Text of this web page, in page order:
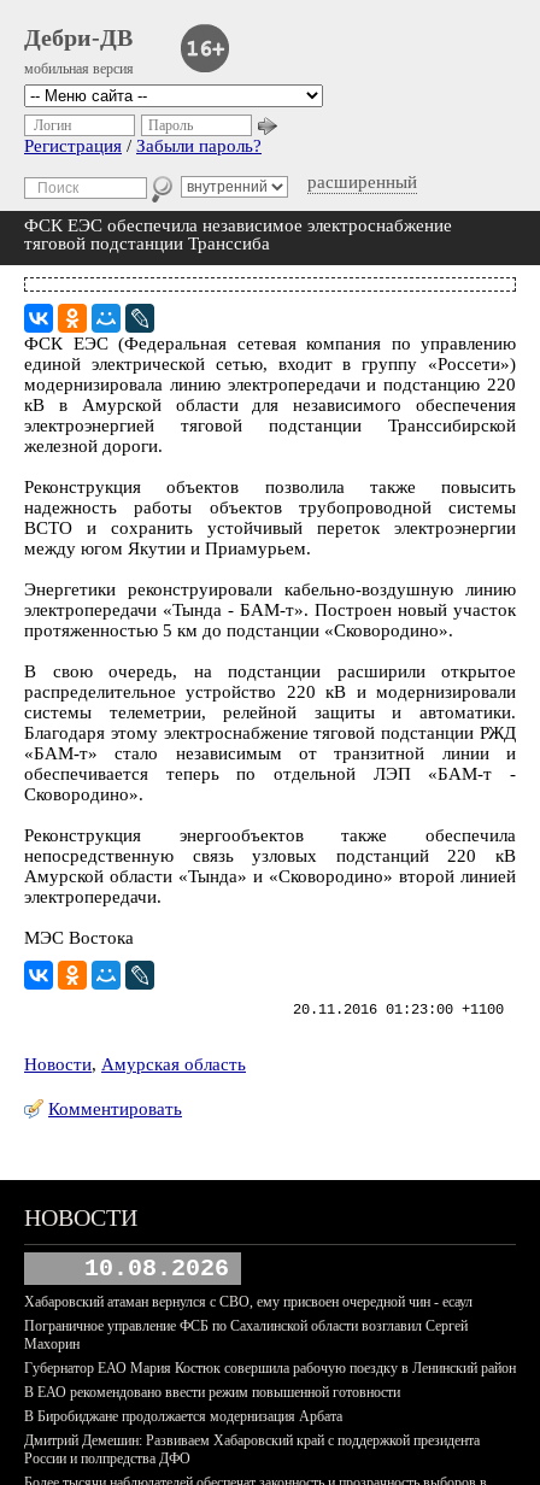
Дебри-ДВ
мобильная версия
расширенный
Логин Пароль
Регистрация / Забыли пароль?
ФСК ЕЭС обеспечила независимое электроснабжение
тяговой подстанции Транссиба
ФСК ЕЭС (Федеральная сетевая компания по управлению
единой электрической сетью, входит в группу «Россети»)
модернизировала линию электропередачи и подстанцию 220
кВ в Амурской области для независимого обеспечения
электроэнергией тяговой подстанции Транссибирской
железной дороги.
Реконструкция объектов позволила также повысить
надежность работы объектов трубопроводной системы
ВСТО и сохранить устойчивый переток электроэнергии
между югом Якутии и Приамурьем.
Энергетики реконструировали кабельно-воздушную линию
электропередачи «Тында - БАМ-т». Построен новый участок
протяженностью 5 км до подстанции «Сковородино».
В свою очередь, на подстанции расширили открытое
распределительное устройство 220 кВ и модернизировали
системы телеметрии, релейной защиты и автоматики.
Благодаря этому электроснабжение тяговой подстанции РЖД
«БАМ-т» стало независимым от транзитной линии и
обеспечивается теперь по отдельной ЛЭП «БАМ-т -
Сковородино».
Реконструкция энергообъектов также обеспечила
непосредственную связь узловых подстанций 220 кВ
Амурской области «Тында» и «Сковородино» второй линией
электропередачи.
МЭС Востока
20.11.2016 01:23:00 +1100
Новости, Амурская область
Комментировать
НОВОСТИ
10.08.2026
Хабаровский атаман вернулся с СВО, ему присвоен очередной чин - есаул
Пограничное управление ФСБ по Сахалинской области возглавил Сергей
Махорин
Губернатор ЕАО Мария Костюк совершила рабочую поездку в Ленинский район
В ЕАО рекомендовано ввести режим повышенной готовности
В Биробиджане продолжается модернизация Арбата
Дмитрий Демешин: Развиваем Хабаровский край с поддержкой президента
России и полпредства ДФО